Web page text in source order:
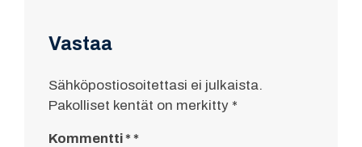
Vastaa
Sähköpostiosoitettasi ei julkaista.
Pakolliset kentät on merkitty *
Kommentti*